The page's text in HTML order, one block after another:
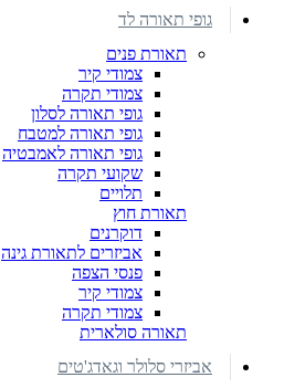
גופי תאורה לד
תאורת פנים
צמודי קיר
צמודי תקרה
גופי תאורה לסלון
גופי תאורה למטבח
גופי תאורה לאמבטיה
שקועי תקרה
תלויים
תאורת חוץ
דוקרנים
אביזרים לתאורת גינה
פנסי הצפה
צמודי קיר
צמודי תקרה
תאורה סולארית
אביזרי סלולר וגאדג'טים